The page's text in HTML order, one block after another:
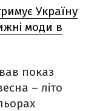
Україну
моди в
показ
– літо